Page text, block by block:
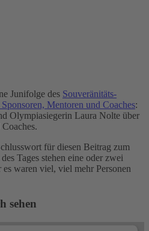
Junifolge des Souveränitäts-
Mentoren und Coaches:
Olympiasiegerin Laura Nolte über
für diesen Beitrag zum
Tages stehen eine oder zwei
es waren viel, viel mehr Personen
sehen